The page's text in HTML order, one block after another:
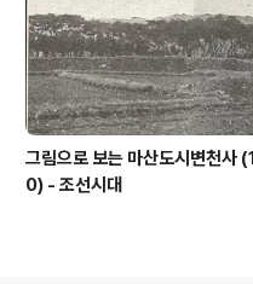
그림으로 보는 마산도시변천사 (1
0) - 조선시대